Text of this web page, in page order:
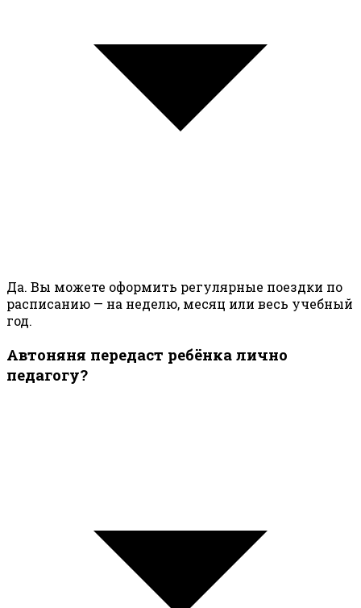
Да. Вы можете оформить регулярные поездки по
расписанию — на неделю, месяц или весь учебный
год.
Автоняня передаст ребёнка лично
педагогу?